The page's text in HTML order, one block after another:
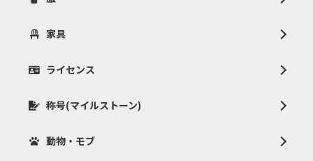
家具
ライセンス
称号(マイルストーン)
動物・モブ